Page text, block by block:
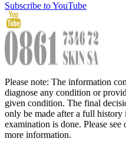
Subscribe to YouTube
Please note: The information
diagnose any condition or
given condition. The final
only be made after a full history
examination is done. Please see
more information.